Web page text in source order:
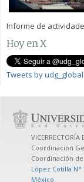
Informe de
Hoy en X
Tweets by udg_global
VICERRECTORÍA
Coordinación
Coordinación
López Cotilla N°
México.